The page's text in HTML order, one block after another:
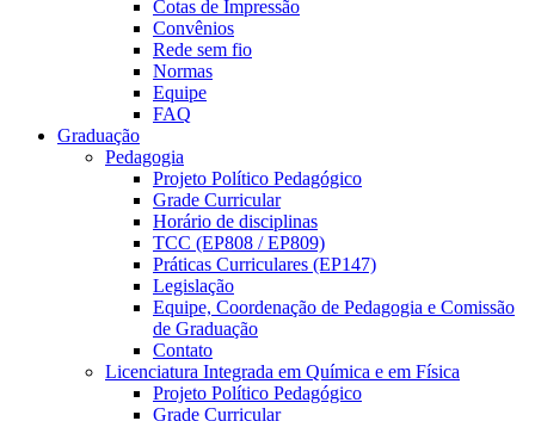
Cotas de Impressão
Convênios
Rede sem fio
Normas
Equipe
FAQ
Graduação
Pedagogia
Projeto Político Pedagógico
Grade Curricular
Horário de disciplinas
TCC (EP808 / EP809)
Práticas Curriculares (EP147)
Legislação
Equipe, Coordenação de Pedagogia e Comissão
de Graduação
Contato
Licenciatura Integrada em Química e em Física
Projeto Político Pedagógico
Grade Curricular